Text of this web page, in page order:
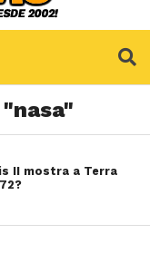
II mostra a Terra